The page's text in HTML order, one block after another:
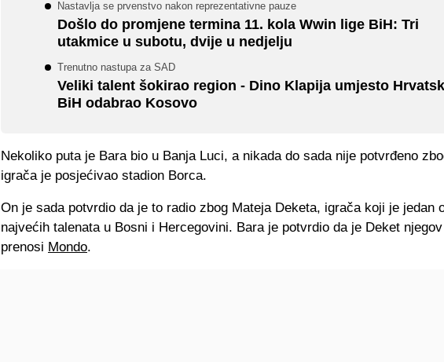
Nastavlja se prvenstvo nakon reprezentativne pauze
Došlo do promjene termina 11. kola Wwin lige BiH: Tri
utakmice u subotu, dvije u nedjelju
Trenutno nastupa za SAD
Veliki talent šokirao region - Dino Klapija umjesto
BiH odabrao Kosovo
Nekoliko puta je Bara bio u Banja Luci, a nikada do sada nije potvrđeno
igrača je posjećivao stadion Borca.
On je sada potvrdio da je to radio zbog Mateja Deketa, igrača koji je jedan
najvećih talenata u Bosni i Hercegovini. Bara je potvrdio da je Deket
prenosi Mondo.